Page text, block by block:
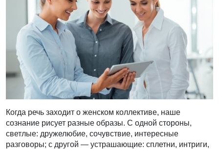
Когда речь заходит о женском коллективе, наше
сознание рисует разные образы. С одной стороны,
светлые: дружелюбие, сочувствие, интересные
разговоры; с другой — устрашающие: сплетни, интриги,